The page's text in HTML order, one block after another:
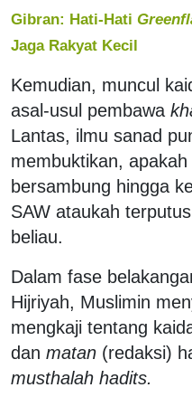
Gibran: Hati-Hati
Jaga Rakyat Kecil
Kemudian, muncul
asal-usul pembawa
Lantas, ilmu sanad
membuktikan,
bersambung hingga
SAW ataukah
beliau.
Dalam fase
Hijriyah, Muslimin
mengkaji tentang
dan matan (redaksi)
musthalah hadits.